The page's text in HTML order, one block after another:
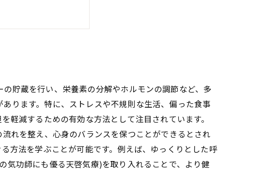
ケアの実践法
る天啓気療)の利点
貯蔵を行い、栄養素の分解やホルモンの調節など、多
ります。特に、ストレスや不規則な生活、偏った食事
軽減するための有効な方法として注目されています。
れを整え、心身のバランスを保つことができるとされ
方法を学ぶことが可能です。例えば、ゆっくりとした呼
気功師にも優る天啓気療)を取り入れることで、より健